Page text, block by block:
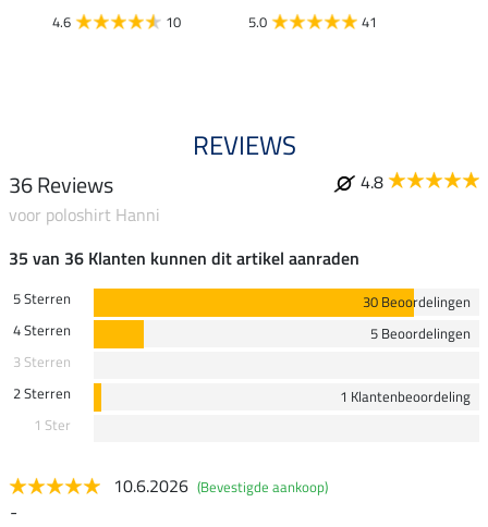
4.6 10 5.0 41
REVIEWS
36 Reviews
4.8
voor poloshirt Hanni
35 van 36 Klanten kunnen dit artikel aanraden
5 Sterren
30 Beoordelingen
4 Sterren
5 Beoordelingen
3 Sterren
2 Sterren
1 Klantenbeoordeling
1 Ster
10.6.2026 (Bevestigde aankoop)
-